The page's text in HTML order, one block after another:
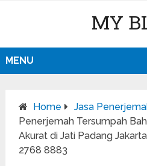
MY
MENU
Home
Jasa
Penerjemah Tersumpah
Akurat di Jati Padang
2768 8883